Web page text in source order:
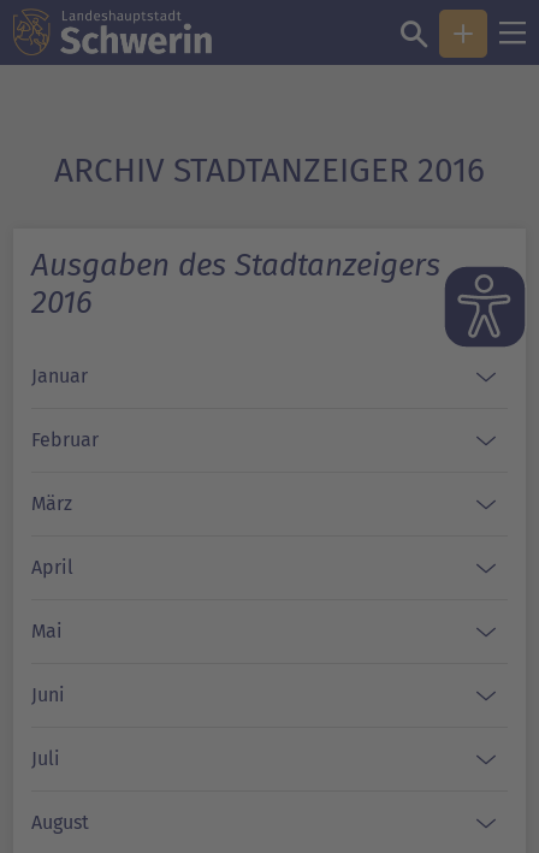
ARCHIV STADTANZEIGER 2016
Ausgaben des Stadtanzeigers
2016
Januar
Februar
März
April
Mai
Juni
Juli
August